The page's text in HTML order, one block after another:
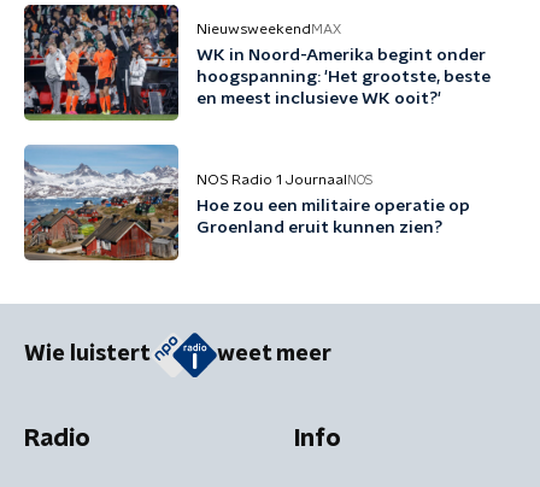
Nieuwsweekend MAX
WK in Noord-Amerika begint onder
hoogspanning: 'Het grootste, beste
en meest inclusieve WK ooit?'
NOS Radio 1 Journaal NOS
Hoe zou een militaire operatie op
Groenland eruit kunnen zien?
Wie luistert weet meer
Radio Info